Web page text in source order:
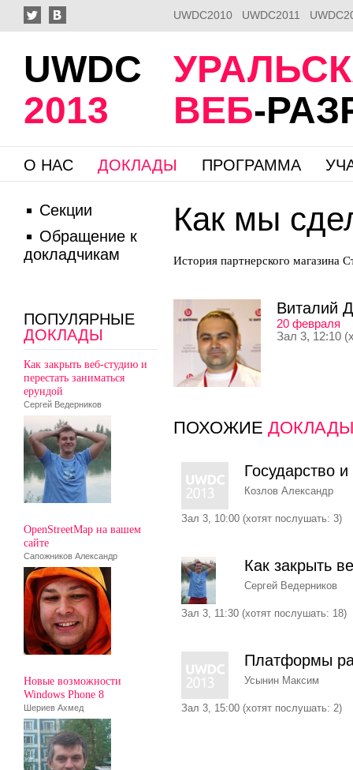
UWDC2010 UWDC2011
UWDC
2013
ВЕБ-
О НАС ДОКЛАДЫ ПРОГРАММА
Секции
Обращение к
докладчикам
ПОПУЛЯРНЫЕ
ДОКЛАДЫ
Как закрыть веб-студию и
перестать заниматься
ерундой
Сергей Ведерников
OpenStreetMap на вашем
сайте
Сапожников Александр
Новые возможности
Windows Phone 8
Шериев Ахмед
Как мы
История партнерского магазина
Виталий
20 февраля
Зал 3, 12:10
ПОХОЖИЕ ДОКЛАДЫ
Государство
Козлов Александр
Зал 3, 10:00 (хотят послушать: 3)
Как закрыть
Сергей Ведерников
Зал 3, 11:30 (хотят послушать: 18)
Платформы
Усынин Максим
Зал 3, 15:00 (хотят послушать: 2)